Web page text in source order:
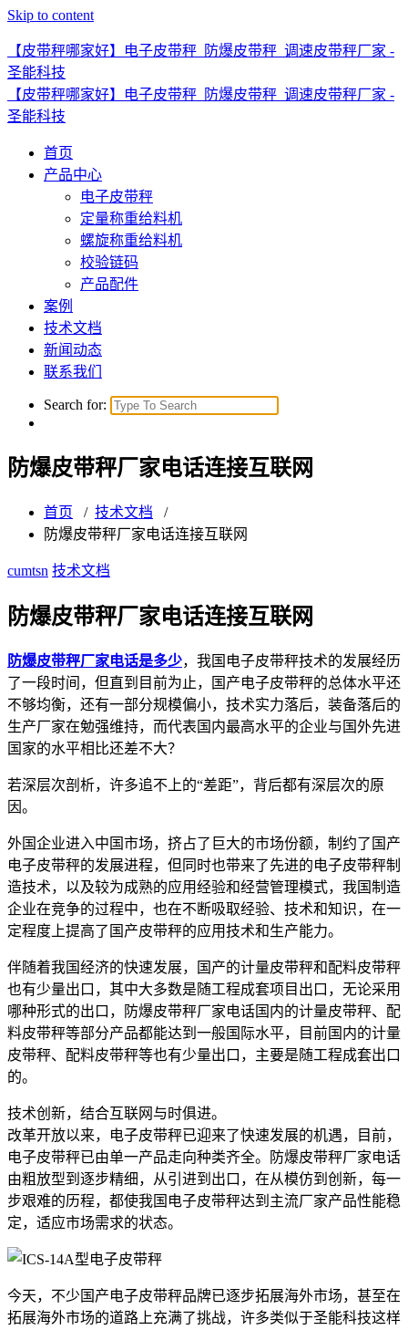
Skip to content
【皮带秤哪家好】电子皮带秤_防爆皮带秤_调速皮带秤厂家 -
圣能科技
【皮带秤哪家好】电子皮带秤_防爆皮带秤_调速皮带秤厂家 -
圣能科技
首页
产品中心
电子皮带秤
定量称重给料机
螺旋称重给料机
校验链码
产品配件
案例
技术文档
新闻动态
联系我们
Search for:
防爆皮带秤厂家电话连接互联网
首页 / 技术文档 /
防爆皮带秤厂家电话连接互联网
cumtsn 技术文档
防爆皮带秤厂家电话连接互联网
防爆皮带秤厂家电话是多少，我国电子皮带秤技术的发展经历
了一段时间，但直到目前为止，国产电子皮带秤的总体水平还
不够均衡，还有一部分规模偏小，技术实力落后，装备落后的
生产厂家在勉强维持，而代表国内最高水平的企业与国外先进
国家的水平相比还差不大？
若深层次剖析，许多追不上的“差距”，背后都有深层次的原
因。
外国企业进入中国市场，挤占了巨大的市场份额，制约了国产
电子皮带秤的发展进程，但同时也带来了先进的电子皮带秤制
造技术，以及较为成熟的应用经验和经营管理模式，我国制造
企业在竞争的过程中，也在不断吸取经验、技术和知识，在一
定程度上提高了国产皮带秤的应用技术和生产能力。
伴随着我国经济的快速发展，国产的计量皮带秤和配料皮带秤
也有少量出口，其中大多数是随工程成套项目出口，无论采用
哪种形式的出口，防爆皮带秤厂家电话国内的计量皮带秤、配
料皮带秤等部分产品都能达到一般国际水平，目前国内的计量
皮带秤、配料皮带秤等也有少量出口，主要是随工程成套出口
的。
技术创新，结合互联网与时俱进。
改革开放以来，电子皮带秤已迎来了快速发展的机遇，目前，
电子皮带秤已由单一产品走向种类齐全。防爆皮带秤厂家电话
由粗放型到逐步精细，从引进到出口，在从模仿到创新，每一
步艰难的历程，都使我国电子皮带秤达到主流厂家产品性能稳
定，适应市场需求的状态。
今天，不少国产电子皮带秤品牌已逐步拓展海外市场，甚至在
拓展海外市场的道路上充满了挑战，许多类似于圣能科技这样